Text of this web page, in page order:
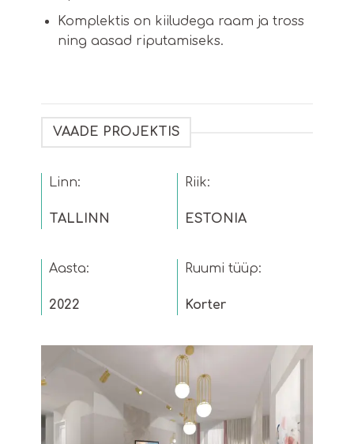
Komplektis on kiiludega raam ja tross
ning aasad riputamiseks.
VAADE PROJEKTIS
Linn:
TALLINN
Riik:
ESTONIA
Aasta:
2022
Ruumi tüüp:
Korter